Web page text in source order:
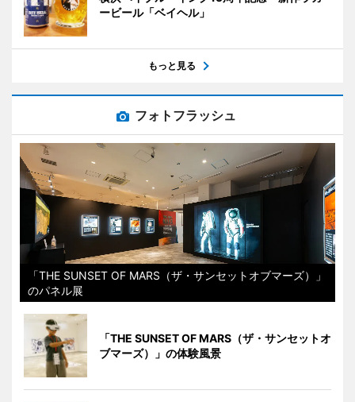
ービール「ベイヘル」
もっと見る
フォトフラッシュ
「THE SUNSET OF MARS（ザ・サンセットオブマーズ）」
のパネル展
「THE SUNSET OF MARS（ザ・サンセットオ
ブマーズ）」の体験風景